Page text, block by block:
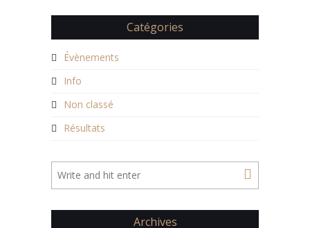
Catégories
Évènements
Info
Non classé
Résultats
Archives